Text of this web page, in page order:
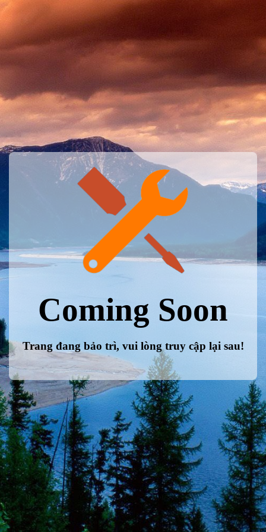
Coming Soon
Trang đang bảo trì, vui lòng truy cập lại sau!